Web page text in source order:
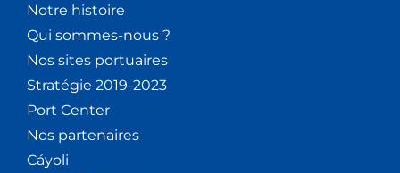
Notre histoire
Qui sommes-nous ?
Nos sites portuaires
Stratégie 2019-2023
Port Center
Nos partenaires
Cáyoli